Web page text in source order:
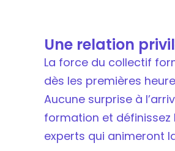
Une relation
La force du collectif
dès les premières
Aucune surprise à
formation et définissez
experts qui animeront